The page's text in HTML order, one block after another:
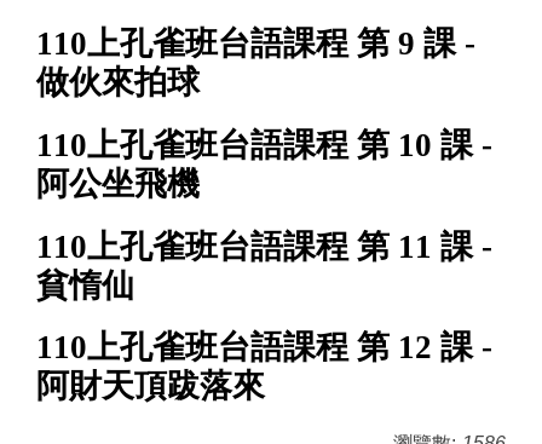
110上孔雀班台語課程 第 9 課 -
做伙來拍球
110上孔雀班台語課程 第 10 課 -
阿公坐飛機
110上孔雀班台語課程 第 11 課 -
貧惰仙
110上孔雀班台語課程 第 12 課 -
阿財天頂跋落來